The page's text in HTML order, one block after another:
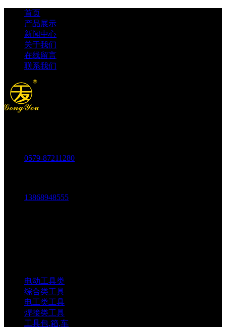
首页
产品展示
新闻中心
关于我们
在线留言
联系我们
0579-87211280
13868948555
电动工具类
综合类工具
电工类工具
焊接类工具
工具包,箱,车